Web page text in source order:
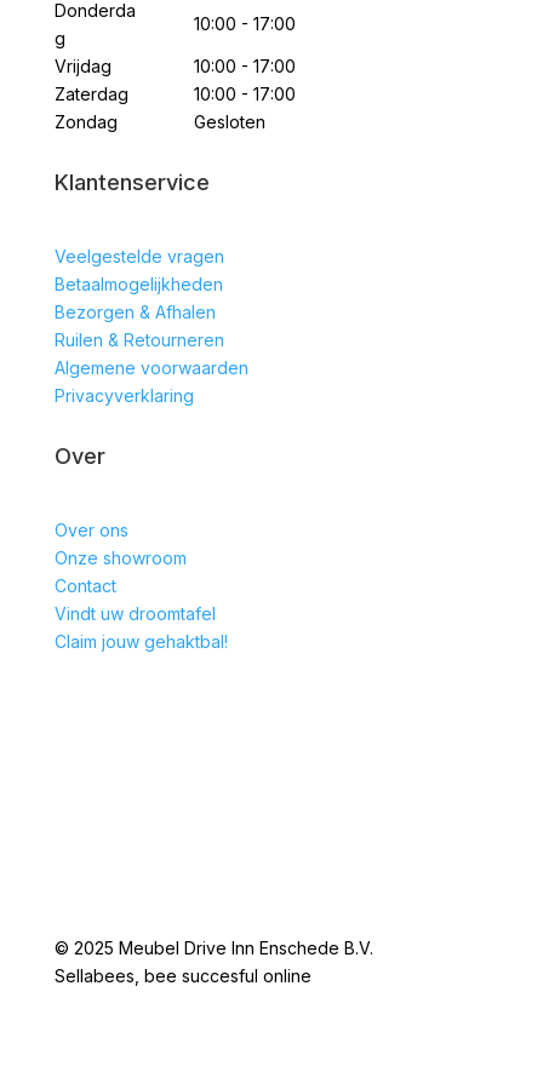
Donderda
g
10:00 - 17:00
Vrijdag
10:00 - 17:00
Zaterdag
10:00 - 17:00
Zondag
Gesloten
Klantenservice
Veelgestelde vragen
Betaalmogelijkheden
Bezorgen & Afhalen
Ruilen & Retourneren
Algemene voorwaarden
Privacyverklaring
Over
Over ons
Onze showroom
Contact
Vindt uw droomtafel
Claim jouw gehaktbal!
© 2025 Meubel Drive Inn Enschede B.V.
Sellabees, bee succesful online